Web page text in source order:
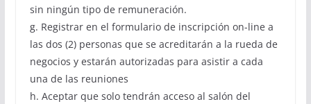
sin ningún tipo de remuneración.
g. Registrar en el formulario de inscripción on-line a
las dos (2) personas que se acreditarán a la rueda de
negocios y estarán autorizadas para asistir a cada
una de las reuniones
h. Aceptar que solo tendrán acceso al salón del